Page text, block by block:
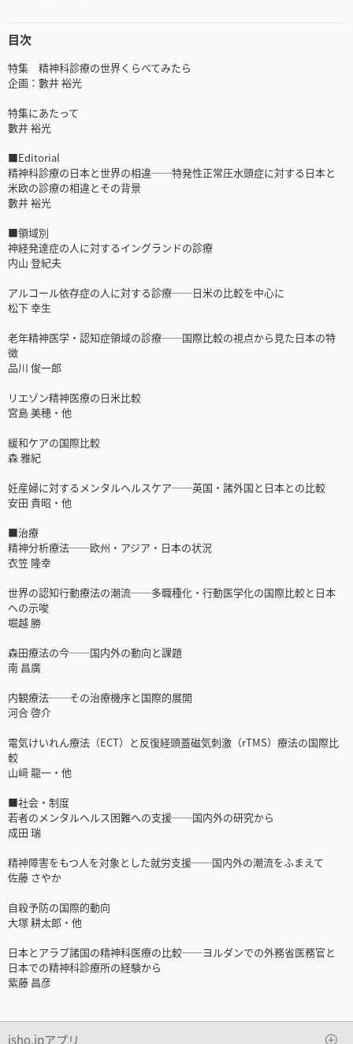
目次
特集 精神科診療の世界くらべてみたら
企画：數井 裕光
特集にあたって
數井 裕光
■Editorial
精神科診療の日本と世界の相違──特発性正常圧水頭症に対する日本と
米欧の診療の相違とその背景
數井 裕光
■領域別
神経発達症の人に対するイングランドの診療
内山 登紀夫
アルコール依存症の人に対する診療──日米の比較を中心に
松下 幸生
老年精神医学・認知症領域の診療──国際比較の視点から見た日本の特
徴
品川 俊一郎
リエゾン精神医療の日米比較
宮島 美穂・他
緩和ケアの国際比較
森 雅紀
妊産婦に対するメンタルヘルスケア──英国・諸外国と日本との比較
安田 貴昭・他
■治療
精神分析療法──欧州・アジア・日本の状況
衣笠 隆幸
世界の認知行動療法の潮流──多職種化・行動医学化の国際比較と日本
への示唆
堀越 勝
森田療法の今──国内外の動向と課題
南 昌廣
内観療法──その治療機序と国際的展開
河合 啓介
電気けいれん療法（ECT）と反復経頭蓋磁気刺激（rTMS）療法の国際比
較
山﨑 龍一・他
■社会・制度
若者のメンタルヘルス困難への支援──国内外の研究から
成田 瑞
精神障害をもつ人を対象とした就労支援──国内外の潮流をふまえて
佐藤 さやか
自殺予防の国際的動向
大塚 耕太郎・他
日本とアラブ諸国の精神科医療の比較──ヨルダンでの外務省医務官と
日本での精神科診療所の経験から
紫藤 昌彦
isho.jpアプリ